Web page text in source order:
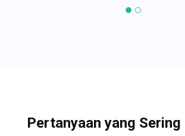
Pertanyaan yang Sering